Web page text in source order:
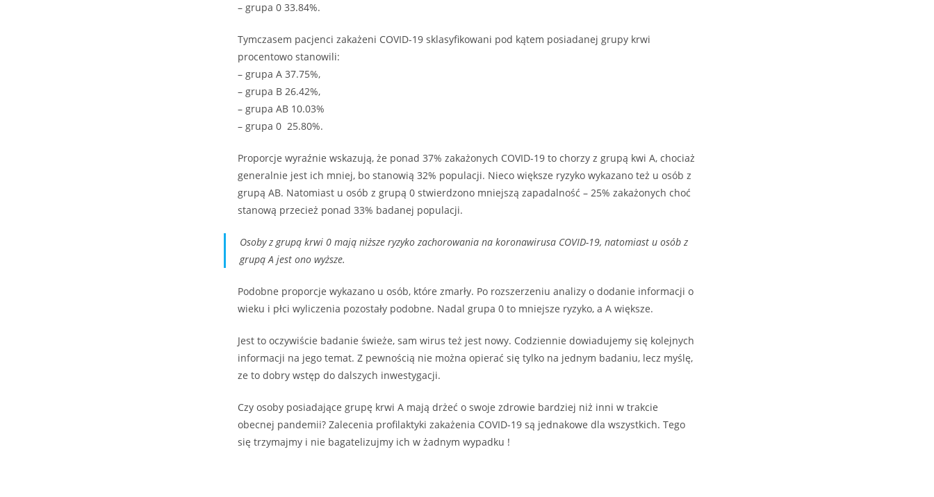
– grupa 0 33.84%.
Tymczasem pacjenci zakażeni COVID-19 sklasyfikowani pod kątem posiadanej grupy krwi
procentowo stanowili:
– grupa A 37.75%,
– grupa B 26.42%,
– grupa AB 10.03%
– grupa 0 25.80%.
Proporcje wyraźnie wskazują, że ponad 37% zakażonych COVID-19 to chorzy z grupą kwi A, chociaż
generalnie jest ich mniej, bo stanowią 32% populacji. Nieco większe ryzyko wykazano też u osób z
grupą AB. Natomiast u osób z grupą 0 stwierdzono mniejszą zapadalność – 25% zakażonych choć
stanową przecież ponad 33% badanej populacji.
Osoby z grupą krwi 0 mają niższe ryzyko zachorowania na koronawirusa COVID-19, natomiast u osób z
grupą A jest ono wyższe.
Podobne proporcje wykazano u osób, które zmarły. Po rozszerzeniu analizy o dodanie informacji o
wieku i płci wyliczenia pozostały podobne. Nadal grupa 0 to mniejsze ryzyko, a A większe.
Jest to oczywiście badanie świeże, sam wirus też jest nowy. Codziennie dowiadujemy się kolejnych
informacji na jego temat. Z pewnością nie można opierać się tylko na jednym badaniu, lecz myślę,
ze to dobry wstęp do dalszych inwestygacji.
Czy osoby posiadające grupę krwi A mają drżeć o swoje zdrowie bardziej niż inni w trakcie
obecnej pandemii? Zalecenia profilaktyki zakażenia COVID-19 są jednakowe dla wszystkich. Tego
się trzymajmy i nie bagatelizujmy ich w żadnym wypadku !